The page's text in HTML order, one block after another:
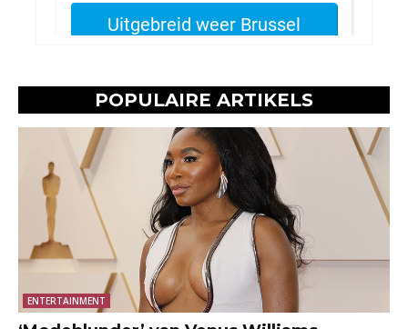
POPULAIRE ARTIKELS
ENTERTAINMENT